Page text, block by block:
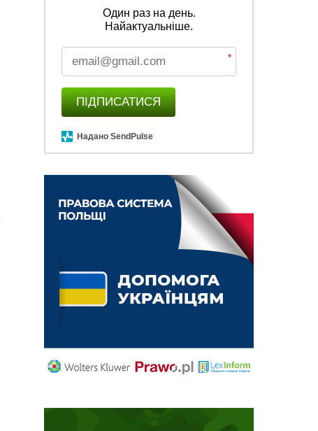
Один раз на день.
Найактуальніше.
*
ПІДПИСАТИСЯ
Надано SendPulse